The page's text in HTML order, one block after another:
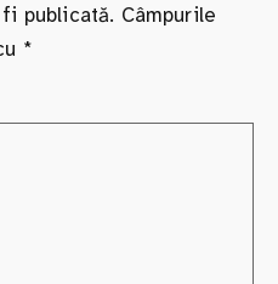
publicată. Câmpurile
*